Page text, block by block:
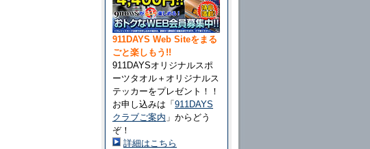
911DAYS Web Siteをまる
ごと楽しもう!!
911DAYSオリジナルスポ
ーツタオル＋オリジナルス
テッカーをプレゼント！！
お申し込みは「 911DAYS
クラブご案内 」からどう
ぞ！
詳細はこちら